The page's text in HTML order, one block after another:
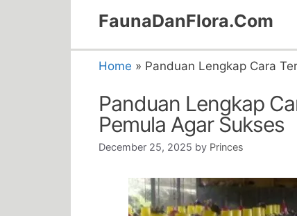
FaunaDanFlora.Com
Home » Panduan Lengkap Cara
Panduan Lengkap
Pemula Agar Sukses
December 25, 2025 by Princes